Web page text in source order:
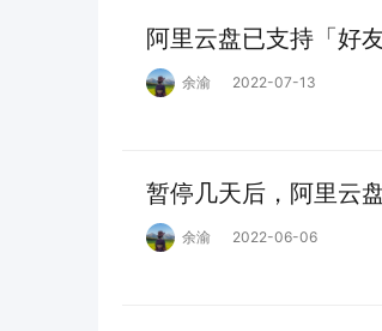
阿里云盘已支持「好
余渝 2022-07-13
暂停几天后，阿里云
余渝 2022-06-06